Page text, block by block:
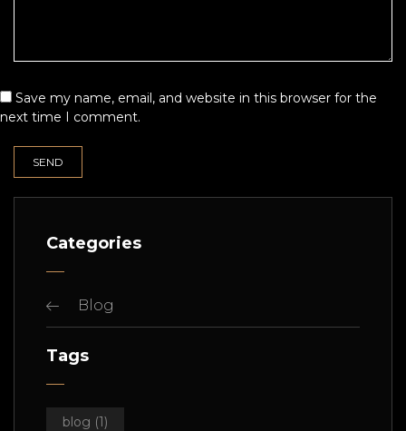
Save my name, email, and website in this browser for the
next time I comment.
Categories
Blog
Tags
blog (1)